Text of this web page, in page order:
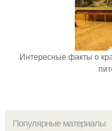
Интересные факты о
Популярные материалы